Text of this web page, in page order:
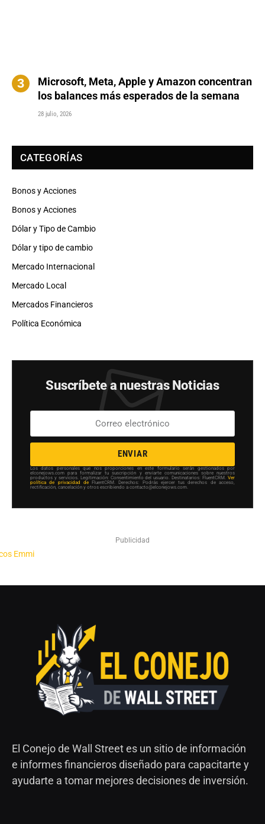
Microsoft, Meta, Apple y Amazon concentran
los balances más esperados de la semana
28 julio, 2026
CATEGORÍAS
Bonos y Acciones
Bonos y Acciones
Dólar y Tipo de Cambio
Dólar y tipo de cambio
Mercado Internacional
Mercado Local
Mercados Financieros
Política Económica
Suscríbete a nuestras Noticias
ENVIAR
Los datos personales que nos proporciones en este formulario serán gestionados por
elconejows.com para formalizar tu suscripción y enviarte comunicaciones sobre nuestros
productos y servicios. Legitimación: Consentimiento del usuario. Destinatarios: FluentCRM. Ver
política de privacidad de FluentCRM. Derechos: Podrás ejercer tus derechos de acceso,
rectificación, cancelación y otros escribiendo a contacto@elconejows.com.
Publicidad
El Conejo de Wall Street es un sitio de información
e informes financieros diseñado para capacitarte y
ayudarte a tomar mejores decisiones de inversión.